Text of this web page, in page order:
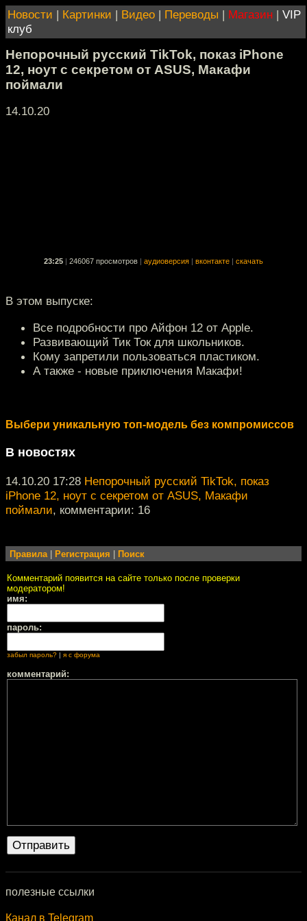
Новости | Картинки | Видео | Переводы | Магазин | VIP
клуб
Непорочный русский TikTok, показ iPhone
12, ноут с секретом от ASUS, Макафи
поймали
14.10.20
23:25 246067 просмотров аудиоверсия вконтакте скачать
В этом выпуске:
Все подробности про Айфон 12 от Apple.
Развивающий Тик Ток для школьников.
Кому запретили пользоваться пластиком.
А также - новые приключения Макафи!
Выбери уникальную топ-модель без компромиссов
В новостях
14.10.20 17:28 Непорочный русский TikTok, показ
iPhone 12, ноут с секретом от ASUS, Макафи
поймали, комментарии: 16
Правила| Регистрация Поиск
Комментарий появится на сайте только после проверки
модератором!
имя:
пароль:
забыл пароль? | я с форума
комментарий:
полезные ссылки
Канал в Telegram